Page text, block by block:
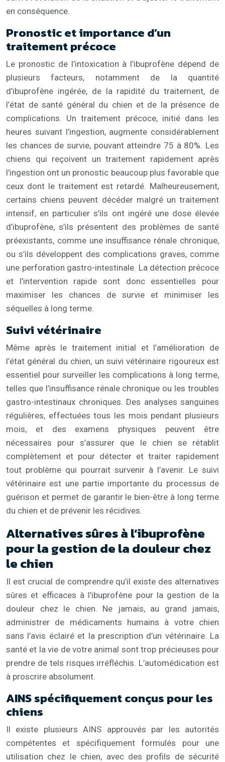
en conséquence.
Pronostic et importance d’un
traitement précoce
Le pronostic de l’intoxication à l’ibuprofène dépend de
plusieurs facteurs, notamment de la quantité
d’ibuprofène ingérée, de la rapidité du traitement, de
l’état de santé général du chien et de la présence de
complications. Un traitement précoce, initié dans les
heures suivant l’ingestion, augmente considérablement
les chances de survie, pouvant atteindre 75 à 80%. Les
chiens qui reçoivent un traitement rapidement après
l’ingestion ont un pronostic beaucoup plus favorable que
ceux dont le traitement est retardé. Malheureusement,
certains chiens peuvent décéder malgré un traitement
intensif, en particulier s’ils ont ingéré une dose élevée
d’ibuprofène, s’ils présentent des problèmes de santé
préexistants, comme une insuffisance rénale chronique,
ou s’ils développent des complications graves, comme
une perforation gastro-intestinale. La détection précoce
et l’intervention rapide sont donc essentielles pour
maximiser les chances de survie et minimiser les
séquelles à long terme.
Suivi vétérinaire
Même après le traitement initial et l’amélioration de
l’état général du chien, un suivi vétérinaire rigoureux est
essentiel pour surveiller les complications à long terme,
telles que l’insuffisance rénale chronique ou les troubles
gastro-intestinaux chroniques. Des analyses sanguines
régulières, effectuées tous les mois pendant plusieurs
mois, et des examens physiques peuvent être
nécessaires pour s’assurer que le chien se rétablit
complètement et pour détecter et traiter rapidement
tout problème qui pourrait survenir à l’avenir. Le suivi
vétérinaire est une partie importante du processus de
guérison et permet de garantir le bien-être à long terme
du chien et de prévenir les récidives.
Alternatives sûres à l’ibuprofène
pour la gestion de la douleur chez
le chien
Il est crucial de comprendre qu’il existe des alternatives
sûres et efficaces à l’ibuprofène pour la gestion de la
douleur chez le chien. Ne jamais, au grand jamais,
administrer de médicaments humains à votre chien
sans l’avis éclairé et la prescription d’un vétérinaire. La
santé et la vie de votre animal sont trop précieuses pour
prendre de tels risques irréfléchis. L’automédication est
à proscrire absolument.
AINS spécifiquement conçus pour les
chiens
Il existe plusieurs AINS approuvés par les autorités
compétentes et spécifiquement formulés pour une
utilisation chez le chien, avec des profils de sécurité